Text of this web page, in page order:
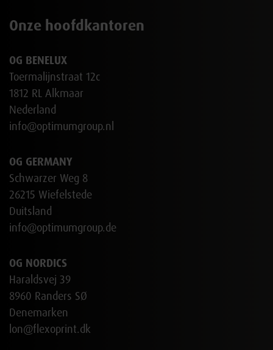
Onze hoofdkantoren
OG BENELUX
Toermalijnstraat 12c
1812 RL Alkmaar
Nederland
info@optimumgroup.nl
OG GERMANY
Schwarzer Weg 8
26215 Wiefelstede
Duitsland
info@optimumgroup.de
OG NORDICS
Haraldsvej 39
8960 Randers SØ
Denemarken
lon@flexoprint.dk